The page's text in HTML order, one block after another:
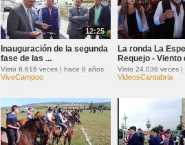
12:25
Inauguración de la segunda
fase de las ...
Visto 6.616 veces | hace 8 años
ViveCampoo
La ronda La
Requejo - Viento
Visto 24.036 veces
VideosCantabria